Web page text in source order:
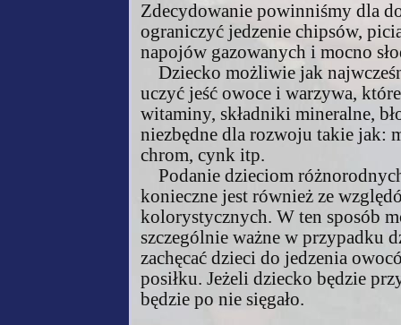
Zdecydowanie powinniśmy dla
ograniczyć jedzenie chipsów,
napojów gazowanych i mocno
Dziecko możliwie jak
uczyć jeść owoce i warzywa,
witaminy, składniki mineralne,
niezbędne dla rozwoju takie jak:
chrom, cynk itp.
Podanie dzieciom
konieczne jest również ze
kolorystycznych. W ten sposób
szczególnie ważne w przypadku
zachęcać dzieci do jedzenia
posiłku. Jeżeli dziecko będzie
będzie po nie sięgało.